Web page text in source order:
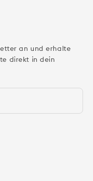
an und erhalte
direkt in dein